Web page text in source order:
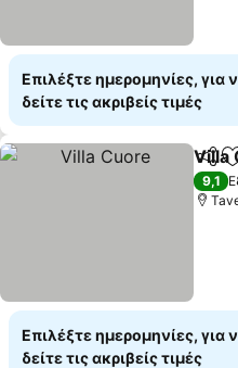
Επιλέξτε ημερομηνίες, για
δείτε τις ακριβείς τιμές
Villa
9,1
Επιλέξτε ημερομηνίες, για
δείτε τις ακριβείς τιμές